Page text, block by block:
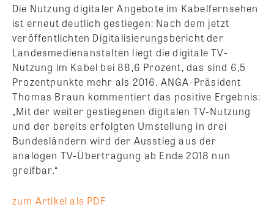
Die Nutzung digitaler Angebote im Kabelfernsehen
ist erneut deutlich gestiegen: Nach dem jetzt
veröffentlichten Digitalisierungsbericht der
Landesmedienanstalten liegt die digitale TV-
Nutzung im Kabel bei 88,6 Prozent, das sind 6,5
Prozentpunkte mehr als 2016. ANGA-Präsident
Thomas Braun kommentiert das positive Ergebnis:
„Mit der weiter gestiegenen digitalen TV-Nutzung
und der bereits erfolgten Umstellung in drei
Bundesländern wird der Ausstieg aus der
analogen TV-Übertragung ab Ende 2018 nun
greifbar.“
zum Artikel als PDF